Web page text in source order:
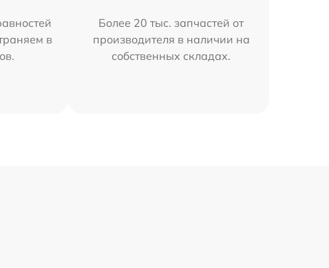
в
Более 20 тыс. запчастей от
производителя в наличии на
собственных складах.